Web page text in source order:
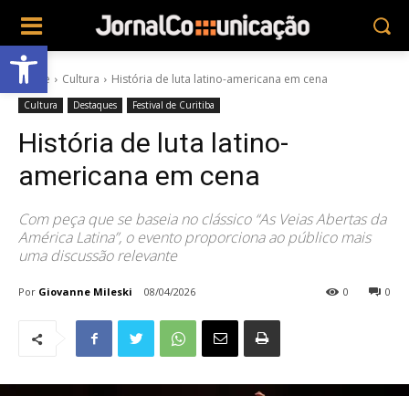
Abrir a barra de ferramentas
Home Cultura História de luta latino-americana em cena
Cultura Destaques Festival de Curitiba
História de luta latino-
americana em cena
Com peça que se baseia no clássico “As Veias Abertas da
América Latina”, o evento proporciona ao público mais
uma discussão relevante
Por Giovanne Mileski 08/04/2026 0
0